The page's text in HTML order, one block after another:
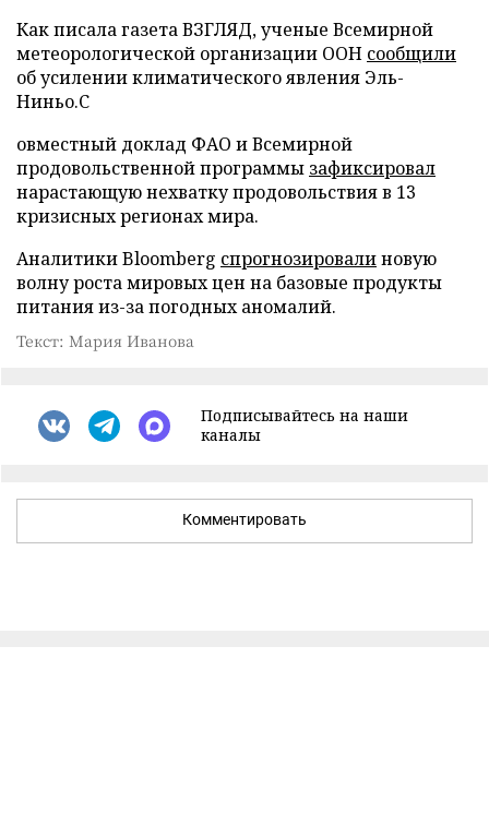
Как писала газета ВЗГЛЯД, ученые Всемирной
метеорологической организации ООН сообщили
об усилении климатического явления Эль-
Ниньо.С
овместный доклад ФАО и Всемирной
продовольственной программы зафиксировал
нарастающую нехватку продовольствия в 13
кризисных регионах мира.
Аналитики Bloomberg спрогнозировалиновую
волну роста мировых цен на базовые продукты
питания из-за погодных аномалий.
Текст: Мария Иванова
Подписывайтесь на наши
каналы
Комментировать